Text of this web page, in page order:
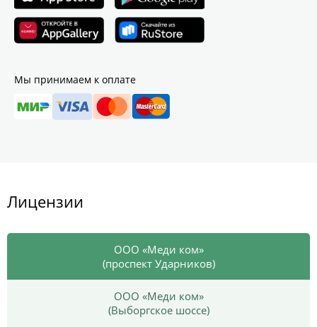
Мы принимаем к оплате
Лицензии
ООО «Меди ком»
(проспект Ударников)
ООО «Меди ком»
(Выборгское шоссе)